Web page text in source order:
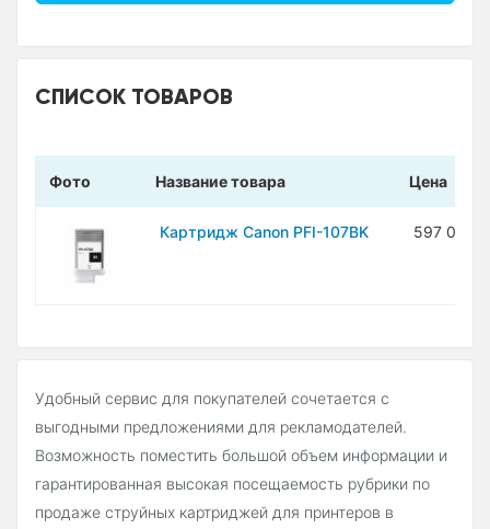
СПИСОК ТОВАРОВ
Фото Название товара Цена
Картридж Canon PFI-107BK 597 000
Удобный сервис для покупателей сочетается с
выгодными предложениями для рекламодателей.
Возможность поместить большой объем информации и
гарантированная высокая посещаемость рубрики по
продаже струйных картриджей для принтеров в